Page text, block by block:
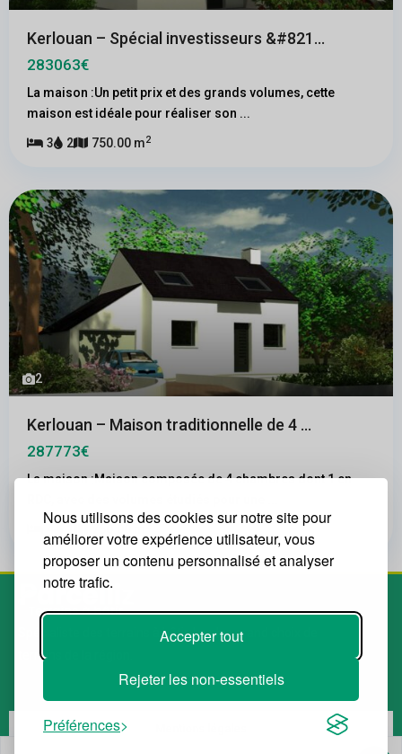
Nous utilisons des cookies sur notre site pour
améliorer votre expérience utilisateur, vous
proposer un contenu personnalisé et analyser
notre trafic.
Accepter tout
Rejeter les non-essentiels
Préférences
Kerlouan – Spécial investisseurs &#821...
283063€
La maison :Un petit prix et des grands volumes, cette
maison est idéale pour réaliser son ...
3 2 750.00 m2
2
Kerlouan – Maison traditionnelle de 4 ...
287773€
La maison :Maison composée de 4 chambres dont 1 en
2
Spécialiste des terrains à bâtir. Le plus grand choix de
terrains de la région.